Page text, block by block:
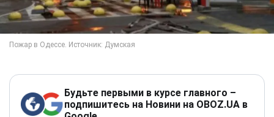
Будьте первыми в курсе главного –
подпишитесь на Новини на OBOZ.UA в